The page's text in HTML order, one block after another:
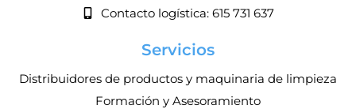
Contacto logística: 615 731 637
Servicios
Distribuidores de productos y maquinaria de limpieza
Formación y Asesoramiento